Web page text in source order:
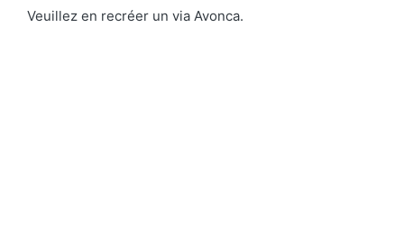
Veuillez en recréer un via Avonca.